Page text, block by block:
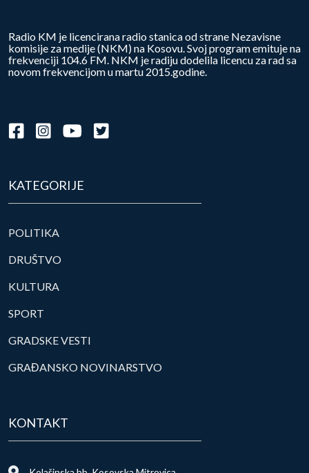
Radio KM je licencirana radio stanica od strane Nezavisne
komisije za medije (NKM) na Kosovu. Svoj program emituje na
frekvenciji 104.6 FM. NKM je radiju dodelila licencu za rad sa
novom frekvencijom u martu 2015.godine.
KATEGORIJE
POLITIKA
DRUŠTVO
KULTURA
SPORT
GRADSKE VESTI
GRAĐANSKO NOVINARSTVO
KONTAKT